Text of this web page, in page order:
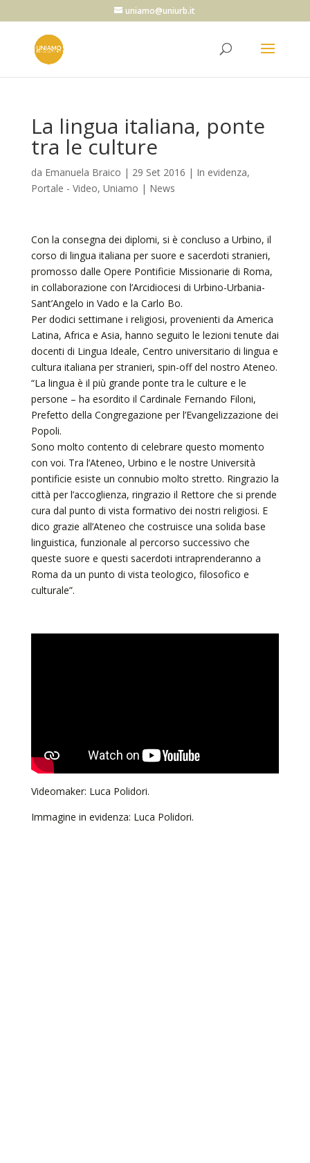
uniamo@uniurb.it
La lingua italiana, ponte
tra le culture
da Emanuela Braico | 29 Set 2016 | In evidenza,
Portale - Video, Uniamo | News
Con la consegna dei diplomi, si è concluso a Urbino, il
corso di lingua italiana per suore e sacerdoti stranieri,
promosso dalle Opere Pontificie Missionarie di Roma,
in collaborazione con l’Arcidiocesi di Urbino-Urbania-
Sant’Angelo in Vado e la Carlo Bo.
Per dodici settimane i religiosi, provenienti da America
Latina, Africa e Asia, hanno seguito le lezioni tenute dai
docenti di Lingua Ideale, Centro universitario di lingua e
cultura italiana per stranieri, spin-off del nostro Ateneo.
“La lingua è il più grande ponte tra le culture e le
persone – ha esordito il Cardinale Fernando Filoni,
Prefetto della Congregazione per l’Evangelizzazione dei
Popoli.
Sono molto contento di celebrare questo momento
con voi. Tra l’Ateneo, Urbino e le nostre Università
pontificie esiste un connubio molto stretto. Ringrazio la
città per l’accoglienza, ringrazio il Rettore che si prende
cura dal punto di vista formativo dei nostri religiosi. E
dico grazie all’Ateneo che costruisce una solida base
linguistica, funzionale al percorso successivo che
queste suore e questi sacerdoti intraprenderanno a
Roma da un punto di vista teologico, filosofico e
culturale”.
Videomaker: Luca Polidori.
Immagine in evidenza: Luca Polidori.